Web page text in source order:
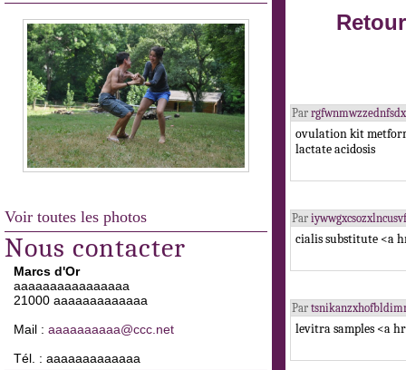
Voir toutes les photos
Nous contacter
Marcs d'Or
aaaaaaaaaaaaaaaa
21000 aaaaaaaaaaaaa
Mail : aaaaaaaaaa@ccc.net
Tél. : aaaaaaaaaaaaa
Par
ovulation kit
lactate acidosis
Par
cialis substitute <a
Par
levitra samples <a